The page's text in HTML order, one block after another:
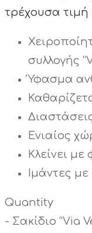
τρέχουσα τιμή
συλλογής
Ύφασμα
Ενιαίος
Κλείνει
Ιμάντες
Quantity
- Σακίδιο “Via